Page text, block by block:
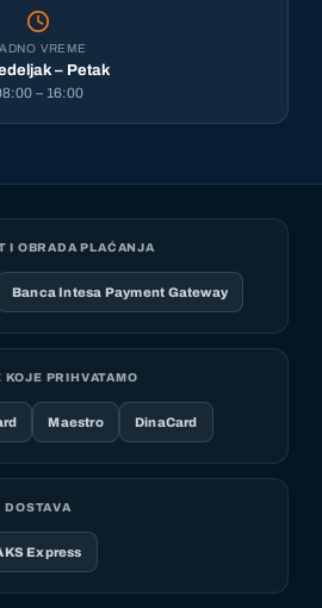
VREME
– Petak
– 16:00
I OBRADA PLAĆANJA
Banca Intesa Payment Gateway
KOJE PRIHVATAMO
Maestro DinaCard
DOSTAVA
Express